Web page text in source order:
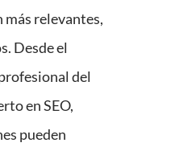
más relevantes,
Desde el
del
en SEO,
pueden